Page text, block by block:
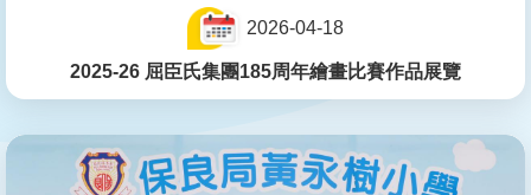
2026-04-18
2025-26 屈臣氏集團185周年繪畫比賽作品展覽